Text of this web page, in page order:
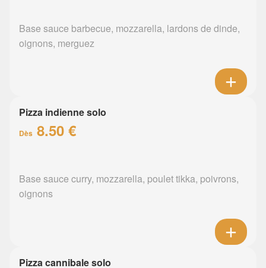
Base sauce barbecue, mozzarella, lardons de dinde,
oignons, merguez
Pizza indienne solo
Dès 8.50 €
Base sauce curry, mozzarella, poulet tikka, poivrons,
oignons
Pizza cannibale solo